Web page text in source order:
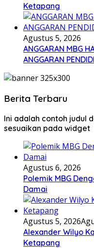
Ketapang
Agustus 5, 2026
ANGGARAN MBG
ANGGARAN
Berita Terbaru
Ini adalah contoh judul
sesuaikan pada widget
Agustus 6, 2026
Polemik MBG
Damai
Agustus 5, 2026
Alexander Wilyo
Ketapang